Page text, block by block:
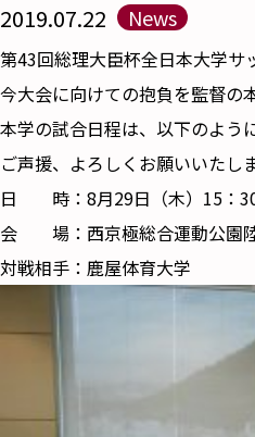
2019.07.22 News
第43回総理大臣杯全日本大学サ
今大会に向けての抱負を監督の
本学の試合日程は、以下のよう
ご声援、よろしくお願いいたしま
日 時：8月29日（木）15：
会 場：西京極総合運動公園陸
対戦相手：鹿屋体育大学